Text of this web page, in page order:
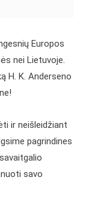
Europos
nei Lietuvoje.
H. K. Anderseno
ir neišleidžiant
pagrindines
savo